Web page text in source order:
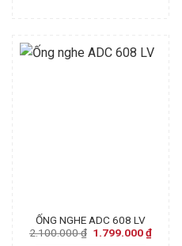
ỐNG NGHE ADC 608 LV
2.100.000₫ Original
1.799.000₫Current